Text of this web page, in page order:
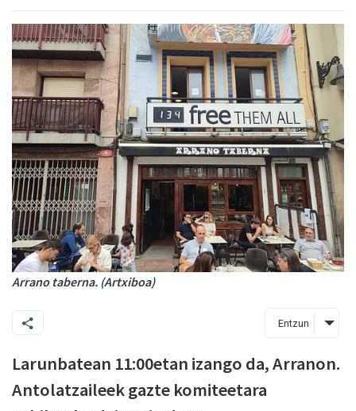
Arrano taberna. (Artxiboa)
Entzun
Larunbatean 11:00etan izango da, Arranon.
Antolatzaileek gazte komiteetara